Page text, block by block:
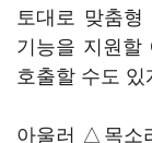
토대로 맞춤형
기능을 지원할
호출할 수도 있
아울러 △목소